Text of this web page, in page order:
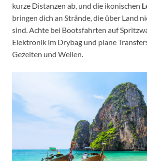
kurze Distanzen ab, und die ikonischen
bringen dich an Strände, die über Land
sind. Achte bei Bootsfahrten auf
Elektronik im Drybag und plane
Gezeiten und Wellen.